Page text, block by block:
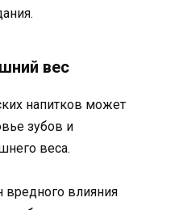
вес
напитков может
зубов и
веса.
вредного влияния